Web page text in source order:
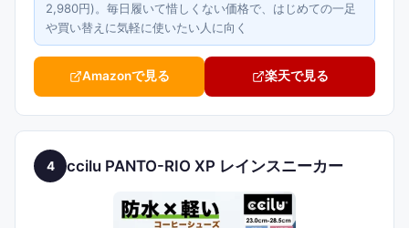
2,980円)。毎日履いて惜しくない価格で、はじめての一足
や買い替えに気軽に使いたい人に向く
Amazonで見る 楽天で見る
4 ccilu PANTO-RIO XP レインスニーカー